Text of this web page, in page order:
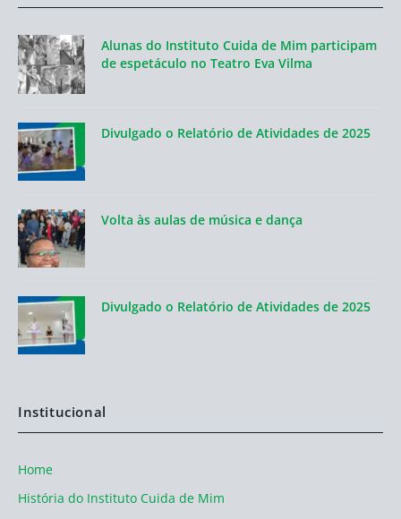
Alunas do Instituto Cuida de Mim participam
de espetáculo no Teatro Eva Vilma
Divulgado o Relatório de Atividades de 2025
Volta às aulas de música e dança
Divulgado o Relatório de Atividades de 2025
Institucional
Home
História do Instituto Cuida de Mim